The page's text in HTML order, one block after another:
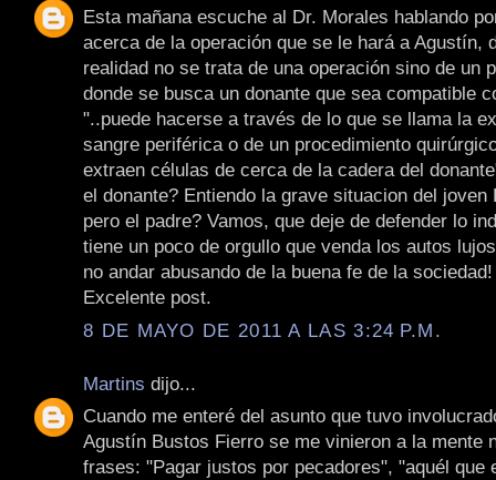
Esta mañana escuche al Dr. Morales hablando
acerca de la operación que se le hará a Agustín,
realidad no se trata de una operación sino de un
donde se busca un donante que sea compatible
"..puede hacerse a través de lo que se llama la
sangre periférica o de un procedimiento
extraen células de cerca de la cadera del
el donante? Entiendo la grave situacion del joven
pero el padre? Vamos, que deje de defender lo
tiene un poco de orgullo que venda los autos
no andar abusando de la buena fe de la sociedad!
Excelente post.
8 DE MAYO DE 2011 A LAS 3:24 P.M.
Martins dijo...
Cuando me enteré del asunto que tuvo
Agustín Bustos Fierro se me vinieron a la mente
frases: "Pagar justos por pecadores", "aquél que